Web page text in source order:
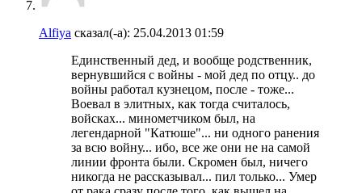
Alfiya сказал(-а): 25.04.2013 01:59
Единственный дед, и вообще родственник,
вернувшийся с войны - мой дед по отцу.. до
войны работал кузнецом, после - тоже...
Воевал в элитных, как тогда считалось,
войсках... минометчиком был, на
легендарной "Катюше"... ни одного ранения
за всю войну... ибо, все же они не на самой
линии фронта были. Скромен был, ничего
никогда не рассказывал... пил только... Умер